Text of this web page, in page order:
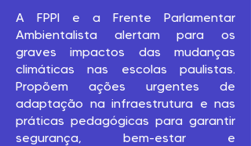
A FPPI e a Frente Parlamentar
Ambientalista alertam para os
graves impactos das mudanças
climáticas nas escolas paulistas.
Propõem ações urgentes de
adaptação na infraestrutura e nas
práticas pedagógicas para garantir
segurança, bem-estar e